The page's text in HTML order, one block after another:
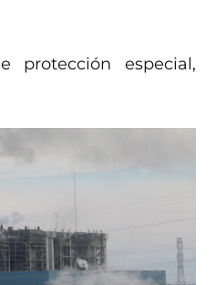
protección especial,